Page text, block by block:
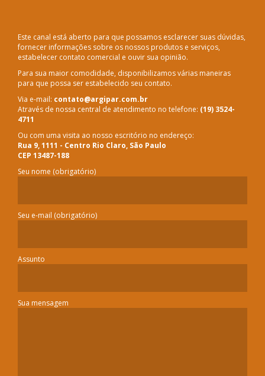
Este canal está aberto para que possamos esclarecer suas dúvidas,
fornecer informações sobre os nossos produtos e serviços,
estabelecer contato comercial e ouvir sua opinião.
Para sua maior comodidade, disponibilizamos várias maneiras
para que possa ser estabelecido seu contato.
Via e-mail: contato@argipar.com.br
Através de nossa central de atendimento no telefone: (19) 3524-
4711
Ou com uma visita ao nosso escritório no endereço:
Rua 9, 1111 - Centro Rio Claro, São Paulo
CEP 13487-188
Seu nome (obrigatório)
Seu e-mail (obrigatório)
Assunto
Sua mensagem